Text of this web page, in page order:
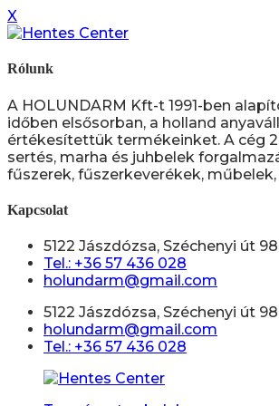
X
Rólunk
A HOLUNDARM Kft-t 1991-ben
időben elsősorban, a holland
értékesítettük termékeinket. A cég
sertés, marha és juhbelek
fűszerek, fűszerkeverékek,
Kapcsolat
5122 Jászdózsa, Széchenyi út
Tel.: +36 57 436 028
holundarm@gmail.com
5122 Jászdózsa, Széchenyi út
holundarm@gmail.com
Tel.: +36 57 436 028